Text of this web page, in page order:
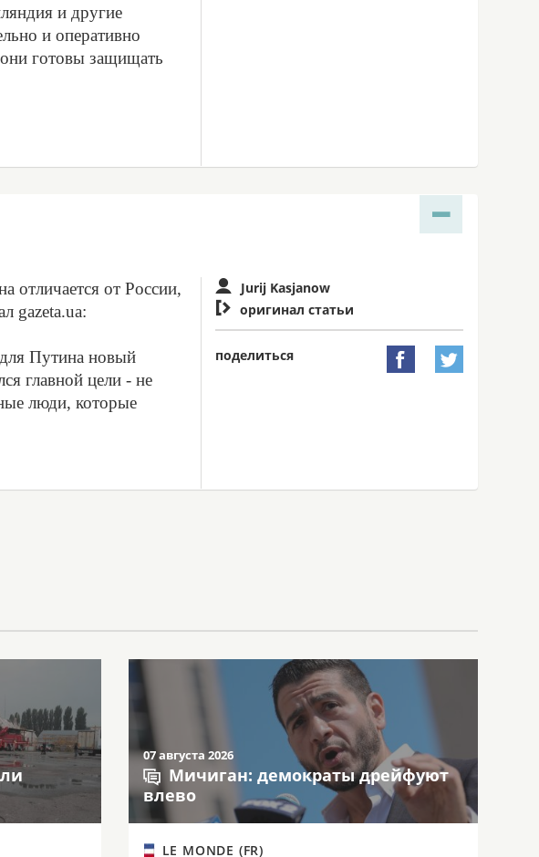
и другие
и оперативно
готовы защищать
отличается от России,
gazeta.ua:
Путина новый
главной цели - не
люди, которые
Jurij Kasjanow
 оригинал статьи
поделиться  
07 августа 2026
Мичиган: демократы дрейфуют
влево
LE MONDE (FR)